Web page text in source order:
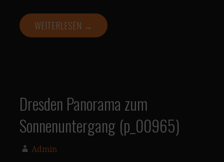
WEITERLESEN →
Dresden Panorama zum
Sonnenuntergang (p_00965)
Admin